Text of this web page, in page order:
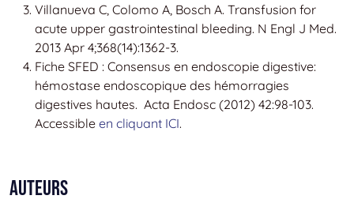
Villanueva C, Colomo A, Bosch A. Transfusion for
acute upper gastrointestinal bleeding. N Engl J Med.
2013 Apr 4;368(14):1362-3.
Fiche SFED : Consensus en endoscopie digestive:
hémostase endoscopique des hémorragies
digestives hautes. Acta Endosc (2012) 42:98-103.
Accessible en cliquant ICI.
Auteurs